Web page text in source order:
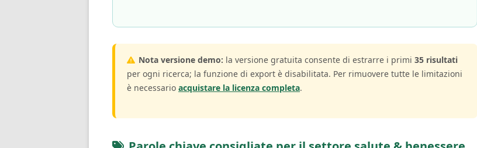
Nota versione demo: la versione gratuita consente di estrarre i primi 35 risultati
per ogni ricerca; la funzione di export è disabilitata. Per rimuovere tutte le limitazioni
è necessario acquistare la licenza completa.